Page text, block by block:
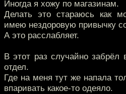
Иногда я хожу по магазинам.
Делать это стараюсь как
имею нездоровую привычку
А это расслабляет.
В этот раз случайно забрёл
отдел.
Где на меня тут же напала
впаривать какое-то одеяло.